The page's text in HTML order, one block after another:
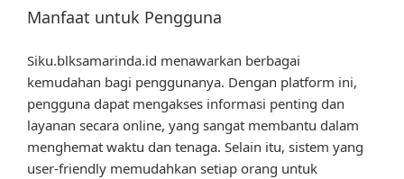
Manfaat untuk Pengguna
Siku.blksamarinda.id menawarkan berbagai
kemudahan bagi penggunanya. Dengan platform ini,
pengguna dapat mengakses informasi penting dan
layanan secara online, yang sangat membantu dalam
menghemat waktu dan tenaga. Selain itu, sistem yang
user-friendly memudahkan setiap orang untuk